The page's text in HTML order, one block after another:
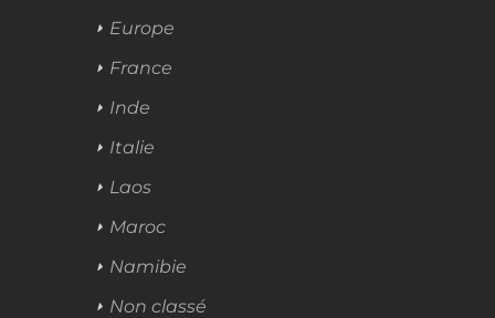
Europe
France
Inde
Italie
Laos
Maroc
Namibie
Non classé